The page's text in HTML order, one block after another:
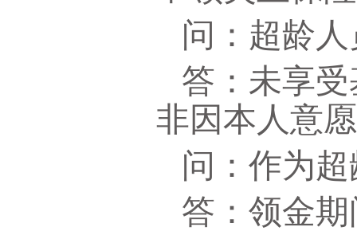
问：超龄
答：未享
非因本人意
问：作为
答：领金